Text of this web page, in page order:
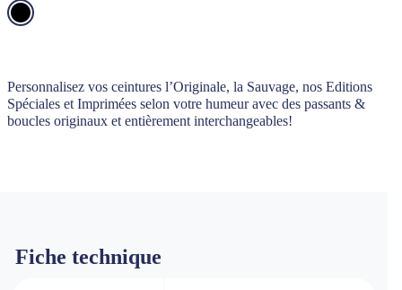
Personnalisez vos ceintures l’Originale, la Sauvage, nos Editions
Spéciales et Imprimées selon votre humeur avec des passants &
boucles originaux et entièrement interchangeables!
Fiche technique